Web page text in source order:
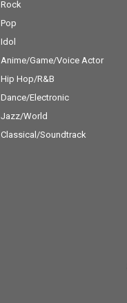
Rock
Pop
Idol
Anime/Game/Voice Actor
Hip Hop/R&B
Dance/Electronic
Jazz/World
Classical/Soundtrack